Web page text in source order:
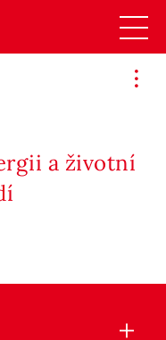
a životní